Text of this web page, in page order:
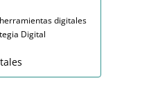
digitales
Digital